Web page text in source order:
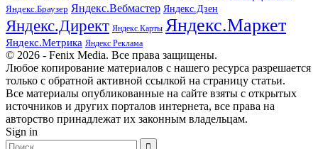
Яндекс.Браузер Яндекс.Вебмастер Яндекс.Дзен
Яндекс.Директ Яндекс.Карты Яндекс.Маркет
Яндекс.Метрика Яндекс Реклама
© 2026 - Fenix Media. Все права защищены.
Любое копирование материалов с нашего ресурса разрешается
только с обратной активной ссылкой на страницу статьи.
Все материалы опубликованные на сайте взяты с открытых
источников и других порталов интернета, все права на
авторство принадлежат их законным владельцам.
Sign in